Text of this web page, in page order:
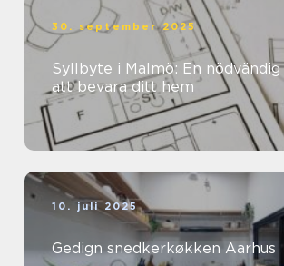
30. september 2025
Syllbyte i Malmö: En
att bevara ditt hem
10. juli 2025
Gedign snedkerkøkken Aarhus